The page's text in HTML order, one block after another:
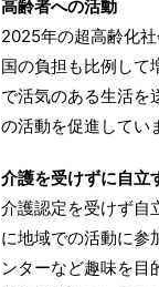
高齢者への活動
2025年の超高齢化
国の負担も比例して
で活気のある生活を
の活動を促進してい
介護を受けずに自立
介護認定を受けず自
に地域での活動に参
ンターなど趣味を目